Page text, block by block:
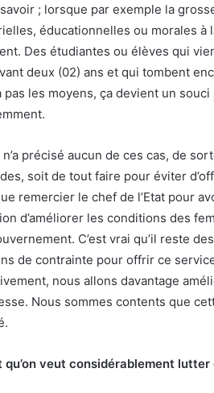
; lorsque par exemple la
éducationnelles ou morales à
Des étudiantes ou élèves qui
deux (02) ans et qui tombent
pas les moyens, ça devient un
précisé aucun de ces cas, de
soit de tout faire pour éviter
remercier le chef de l’Etat pour
d’améliorer les conditions des
C’est vrai qu’il reste
de contrainte pour offrir ce
nous allons davantage
Nous sommes contents que
qu’on veut considérablement